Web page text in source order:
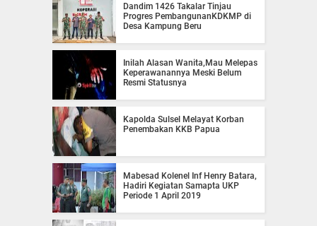
Dandim 1426 Takalar Tinjau
Progres PembangunanKDKMP di
Desa Kampung Beru
Inilah Alasan Wanita,Mau Melepas
Keperawanannya Meski Belum
Resmi Statusnya
Kapolda Sulsel Melayat Korban
Penembakan KKB Papua
Mabesad Kolenel Inf Henry Batara,
Hadiri Kegiatan Samapta UKP
Periode 1 April 2019